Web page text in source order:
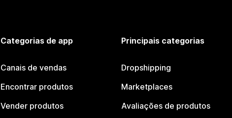
Categorias de app
Canais de vendas
Encontrar produtos
Vender produtos
Principais categorias
Dropshipping
Marketplaces
Avaliações de produtos